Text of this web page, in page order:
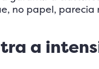
no papel, parecia
a